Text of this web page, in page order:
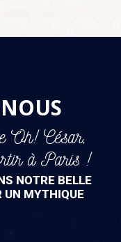
Oh! César,
à Paris !
NOTRE BELLE
UN MYTHIQUE